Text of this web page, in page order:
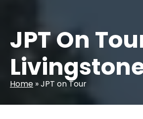
JPT On
Home »JPT on Tour